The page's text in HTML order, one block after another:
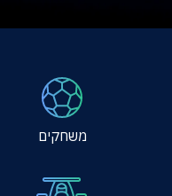
אודות
משחקים